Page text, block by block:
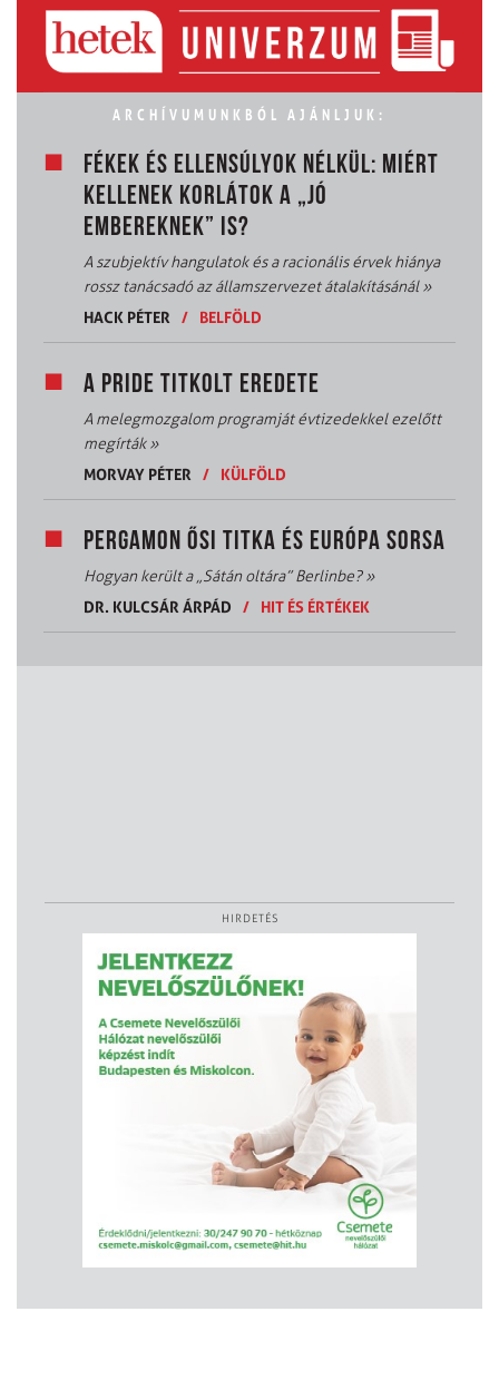
ARCHÍVUMUNKBÓL AJÁNLJUK:
FÉKEK ÉS ELLENSÚLYOK NÉLKÜL: MIÉRT
KELLENEK KORLÁTOK A „JÓ
EMBEREKNEK” IS?
A szubjektív hangulatok és a racionális érvek hiánya
rossz tanácsadó az államszervezet átalakításánál»
HACK PÉTER
/ BELFÖLD
A PRIDE TITKOLT EREDETE
A melegmozgalom programját évtizedekkel ezelőtt
megírták»
MORVAY PÉTER
/ KÜLFÖLD
PERGAMON ŐSI TITKA ÉS EURÓPA SORSA
Hogyan került a „Sátán oltára” Berlinbe?»
DR. KULCSÁR ÁRPÁD
/ HIT ÉS ÉRTÉKEK
HIRDETÉS